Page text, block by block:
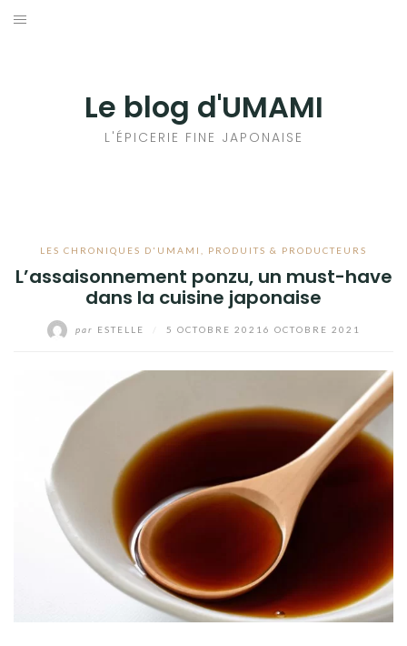
Aller
Le blog d'UMAMI
L'ÉPICERIE FINE JAPONAISE
LES CHRONIQUES D'UMAMI PRODUITS & PRODUCTEURS
L’assaisonnement ponzu, un must-have
dans la cuisine japonaise
par ESTELLE 5 OCTOBRE 2021 6 OCTOBRE 2021